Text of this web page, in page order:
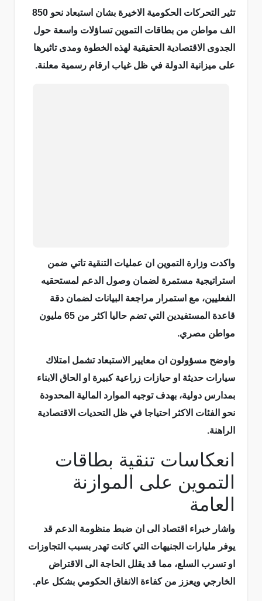
تثير التحركات الحكومية الاخيرة بشان استبعاد نحو 850
الف مواطن من بطاقات التموين تساؤلات واسعة حول
الجدوى الاقتصادية الحقيقية لهذه الخطوة ومدى تاثيرها
على ميزانية الدولة في ظل غياب ارقام رسمية معلنة.
واكدت وزارة التموين ان عمليات التنقية تاتي ضمن
استراتيجية مستمرة لضمان وصول الدعم لمستحقيه
الفعليين، مع استمرار مراجعة البيانات لضمان دقة
قاعدة المستفيدين التي تضم حاليا اكثر من 65 مليون
مواطن مصري.
واوضح مسؤولون ان معايير الاستبعاد تشمل امتلاك
سيارات حديثة او حيازات زراعية كبيرة او الحاق الابناء
بمدارس دولية، بهدف توجيه الموارد المالية المحدودة
نحو الفئات الاكثر احتياجا في ظل التحديات الاقتصادية
الراهنة.
انعكاسات تنقية بطاقات
التموين على الموازنة
العامة
واشار خبراء اقتصاد الى ان ضبط منظومة الدعم قد
يوفر مليارات الجنيهات التي كانت تهدر بسبب التجاوزات
او تسرب السلع، مما قد يقلل الحاجة الى الاقتراض
الخارجي ويعزز من كفاءة الانفاق الحكومي بشكل عام.